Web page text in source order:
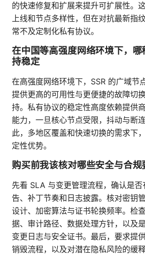
的快速修复和扩展来提升可扩展性。
上线和节点多样性，但在对抗最新指
常不及定制化私有协议。
在中国等高强度网络环境下，
持稳定
在高强度网络环境下，SSR 的广域节
提供更高的可用性与更便捷的故障切
持。私有协议的稳定性高度依赖提供
能力，一旦核心节点受限，抖动与断
此，多地区覆盖和快速切换的需求下
定性优势。
购买前我该核对哪些安全与合规
先看 SLA 与变更管理流程，确认是
告、补丁节奏和日志披露。核对密钥
设计、加密算法与证书轮换频率。检
据、审计路径、数据处理方针，以及
变更日志与安全证书。最后，要求提
销毁流程，以及对潜在隐私风险的缓释